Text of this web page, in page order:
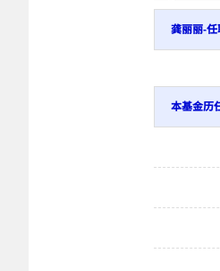
龚丽丽-任
本基金历